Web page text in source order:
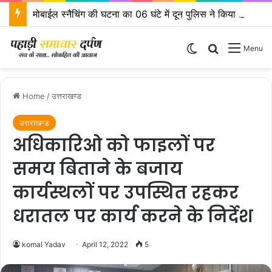
मोबाईल स्नैचिंग की घटना का 06 घंटे में दून पुलिस ने किया खुलासा
Menu
Search for
Switch skin
Home /उत्तराखण्ड
उत्तराखण्ड
अधिकारिओ को फाइलों पर
समय बिताने के बजाय
कार्यस्थलों पर उपस्थित रहकर
धरातल पर कार्य करने के निर्देश
komal Yadav April 12, 2022 5